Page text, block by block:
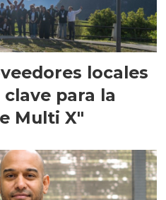
locales
para la
Multi X"